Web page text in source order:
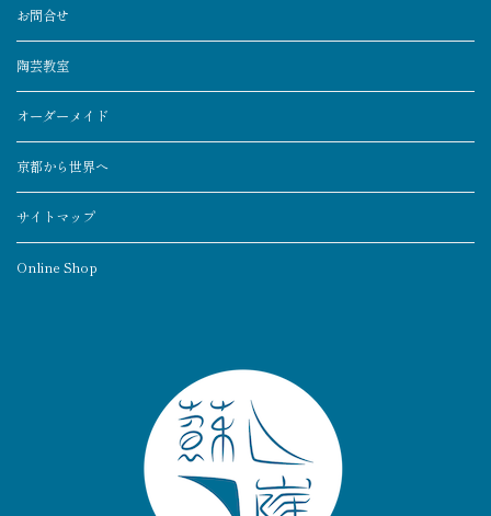
お問合せ
陶芸教室
オーダーメイド
京都から世界へ
サイトマップ
Online Shop